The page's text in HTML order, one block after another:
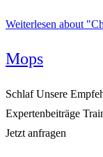
Weiterlesen about
Mops
Schlaf Unsere
Expertenbeiträge
Jetzt anfragen